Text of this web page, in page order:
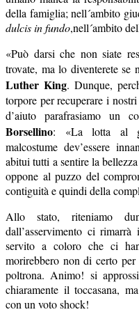
della famiglia; nell´ambito
dulcis in fundo,nell´ambito
«Può darsi che non siate
trovate, ma lo diventerete se
Luther King. Dunque,
torpore per recuperare i
d’aiuto parafrasiamo un
Borsellino: «La lotta al
malcostume dev’essere
abitui tutti a sentire la
oppone al puzzo del
contiguità e quindi della
Allo stato, riteniamo
dall’asservimento ci
servito a coloro che ci
morirebbero non di certo
poltrona. Animo! si
chiaramente il toccasana,
con un voto shock!